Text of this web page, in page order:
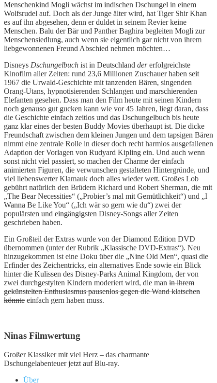
Menschenkind Mogli wächst im indischen Dschungel in einem
Wolfsrudel auf. Doch als der Junge älter wird, hat Tiger Shir Khan
es auf ihn abgesehen, denn er duldet in seinem Revier keine
Menschen. Balu der Bär und Panther Baghira begleiten Mogli zur
Menschensiedlung, auch wenn sie eigentlich gar nicht von ihrem
liebgewonnenen Freund Abschied nehmen möchten…
Disneys Dschungelbuch ist in Deutschland dererfolgreichste
Kinofilm aller Zeiten: rund 23,6 Millionen Zuschauer haben seit
1967 die Urwald-Geschichte mit tanzenden Bären, singenden
Orang-Utans, hypnotisierenden Schlangen und marschierenden
Elefanten gesehen. Dass man den Film heute mit seinen Kindern
noch genauso gut gucken kann wie vor 45 Jahren, liegt daran, dass
die Geschichte einfach zeitlos und das Dschungelbuch bis heute
ganz klar eines der besten Buddy Movies überhaupt ist. Die dicke
Freundschaft zwischen dem kleinen Jungen und dem tapsigen Bären
nimmt eine zentrale Rolle in dieser doch recht harmlos ausgefallenen
Adaption der Vorlagen von Rudyard Kipling ein. Und auch wenn
sonst nicht viel passiert, so machen der Charme der einfach
animierten Figuren, die verwunschen gestalteten Hintergründe, und
viel liebenswerter Klamauk doch alles wieder wett. Großes Lob
gebührt natürlich den Brüdern Richard und Robert Sherman, die mit
„The Bear Necessities“ („Probier’s mal mit Gemütlichkeit“) und „I
Wanna Be Like You“ („Ich wär so gern wie du“) zwei der
populärsten und eingängigsten Disney-Songs aller Zeiten
geschrieben haben.
Ein Großteil der Extras wurde von der Diamond Edition DVD
übernommen (unter der Rubrik „Klassische DVD-Extras“). Neu
hinzugekommen ist eine Doku über die „Nine Old Men“, quasi die
Erfinder des Zeichentricks, ein alternatives Ende sowie ein Blick
hinter die Kulissen des Disney-Parks Animal Kingdom, der von
zwei durchgestylten Kindern moderiert wird, die man in ihrem
gekünstelten Enthusiasmus pausenlos gegen die Wand klatschen
könnte einfach gern haben muss.
Ninas Filmwertung
Großer Klassiker mit viel Herz – das charmante
Dschungelabenteuer jetzt auf Blu-ray.
Über